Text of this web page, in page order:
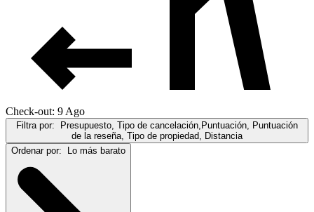
Check-out: 9 Ago
Filtra por: Presupuesto, Tipo de cancelación,Puntuación, Puntuación
de la reseña, Tipo de propiedad, Distancia
Ordenar por: Lo más barato